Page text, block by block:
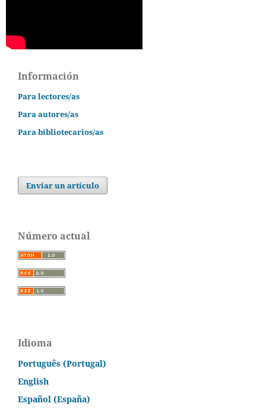
Información
Para lectores/as
Para autores/as
Para bibliotecarios/as
Enviar un artículo
Número actual
Idioma
Português (Portugal)
English
Español (España)